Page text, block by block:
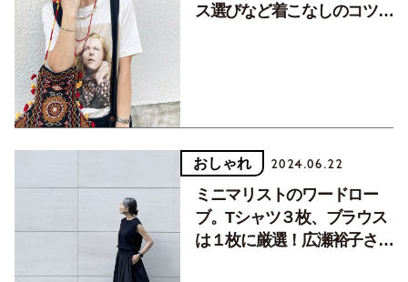
ス選びなど着こなしのコツ３
おしゃれ 2024.06.22
ミニマリストのワードロー
ブ。Tシャツ３枚、ブラウス
は１枚に厳選！広瀬裕子さん